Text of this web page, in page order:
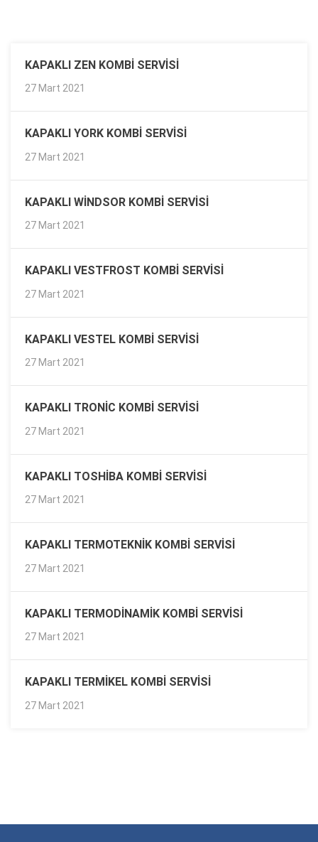
KAPAKLI ZEN KOMBI SERVISI
27 Mart 2021
KAPAKLI YORK KOMBI SERVISI
27 Mart 2021
KAPAKLI WINDSOR KOMBI SERVISI
27 Mart 2021
KAPAKLI VESTFROST KOMBI SERVISI
27 Mart 2021
KAPAKLI VESTEL KOMBI SERVISI
27 Mart 2021
KAPAKLI TRONIC KOMBI SERVISI
27 Mart 2021
KAPAKLI TOSHIBA KOMBI SERVISI
27 Mart 2021
KAPAKLI TERMOTEKNIK KOMBI SERVISI
27 Mart 2021
KAPAKLI TERMODINAMIK KOMBI SERVISI
27 Mart 2021
KAPAKLI TERMIKEL KOMBI SERVISI
27 Mart 2021